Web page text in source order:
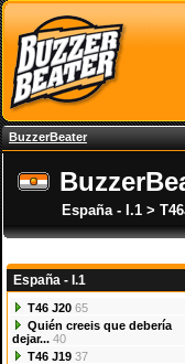
BuzzerBeater
España - I.1 >
España - I.1
T46 J20 65
Quién creeis que debería
dejar... 40
T46 J19 37